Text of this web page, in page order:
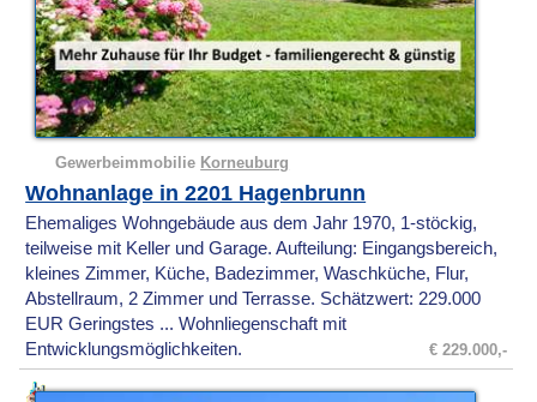
Gewerbeimmobilie Korneuburg
Wohnanlage in 2201 Hagenbrunn
Ehemaliges Wohngebäude aus dem Jahr 1970, 1-stöckig,
teilweise mit Keller und Garage. Aufteilung: Eingangsbereich,
kleines Zimmer, Küche, Badezimmer, Waschküche, Flur,
Abstellraum, 2 Zimmer und Terrasse. Schätzwert: 229.000
EUR Geringstes ... Wohnliegenschaft mit
Entwicklungsmöglichkeiten.
€ 229.000,-